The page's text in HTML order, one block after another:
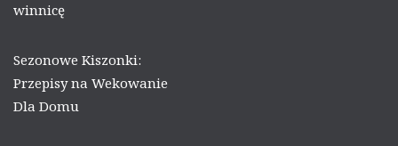
winnicę
Sezonowe Kiszonki:
Przepisy na Wekowanie
Dla Domu